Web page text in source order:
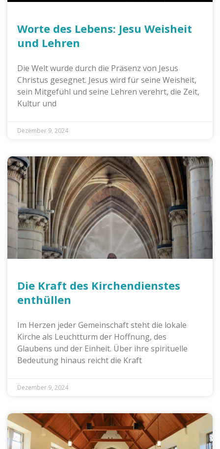
Worte des Lebens: Jesu Weisheit
und Lehren
Die Welt wurde durch die Präsenz von Jesus
Christus gesegnet. Jesus wird für seine Weisheit,
sein Mitgefühl und seine Lehren verehrt, die Zeit,
Kultur und
Dezember 9, 2024
Die Kraft des Kirchendienstes
enthüllen
Im Herzen jeder Gemeinschaft steht die lokale
Kirche als Leuchtturm der Hoffnung, des
Glaubens und der Einheit. Über ihre spirituelle
Bedeutung hinaus reicht die Kraft
Dezember 9, 2024